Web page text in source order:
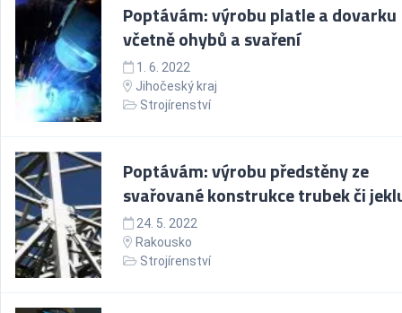
Poptávám: výrobu platle a dovarku
včetně ohybů a svaření
1. 6. 2022
Jihočeský kraj
Strojírenství
Poptávám: výrobu předstěny ze
svařované konstrukce trubek či
24. 5. 2022
Rakousko
Strojírenství